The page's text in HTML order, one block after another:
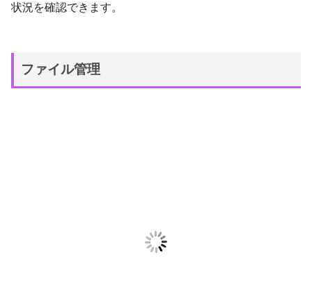
状況を確認できます。
ファイル管理